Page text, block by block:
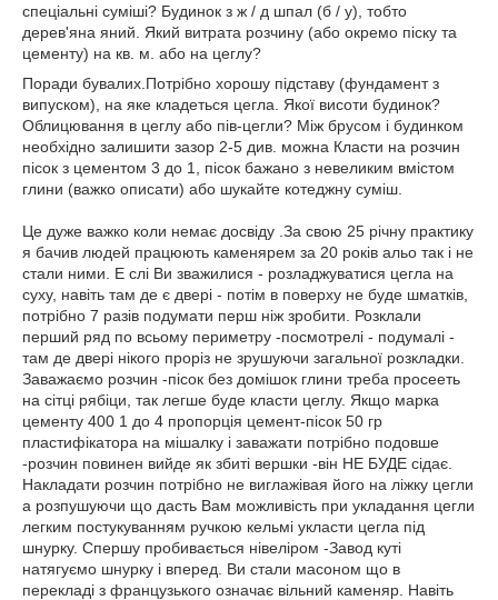
спеціальні суміші? Будинок з ж / д шпал (б / у), тобто
дерев'яна яний. Який витрата розчину (або окремо піску та
цементу) на кв. м. або на цеглу?
Поради бувалих.Потрібно хорошу підставу (фундамент з
випуском), на яке кладеться цегла. Якої висоти будинок?
Облицювання в цеглу або пів-цегли? Між брусом і будинком
необхідно залишити зазор 2-5 див. можна Класти на розчин
пісок з цементом 3 до 1, пісок бажано з невеликим вмістом
глини (важко описати) або шукайте котеджну суміш.
Це дуже важко коли немає досвіду .За свою 25 річну практику
я бачив людей працюють каменярем за 20 років альо так і не
стали ними. Е слі Ви зважилися - розладжуватися цегла на
суху, навіть там де є двері - потім в поверху не буде шматків,
потрібно 7 разів подумати перш ніж зробити. Розклали
перший ряд по всьому периметру -посмотрелі - подумалі -
там де двері нікого проріз не зрушуючи загальної розкладки.
Заважаємо розчин -пісок без домішок глини треба просееть
на сітці рябіци, так легше буде класти цеглу. Якщо марка
цементу 400 1 до 4 пропорція цемент-пісок 50 гр
пластифікатора на мішалку і заважати потрібно подовше
-розчин повинен вийде як збиті вершки -він НЕ БУДЕ сідає.
Накладати розчин потрібно не виглажівая його на ліжку цегли
а розпушуючи що дасть Вам можливість при укладання цегли
легким постукуванням ручкою кельмі укласти цегла під
шнурку. Спершу пробивається нівеліром -Завод куті
натягуємо шнурку і вперед. Ви стали масоном що в
перекладі з французького означає вільний каменяр. Навіть